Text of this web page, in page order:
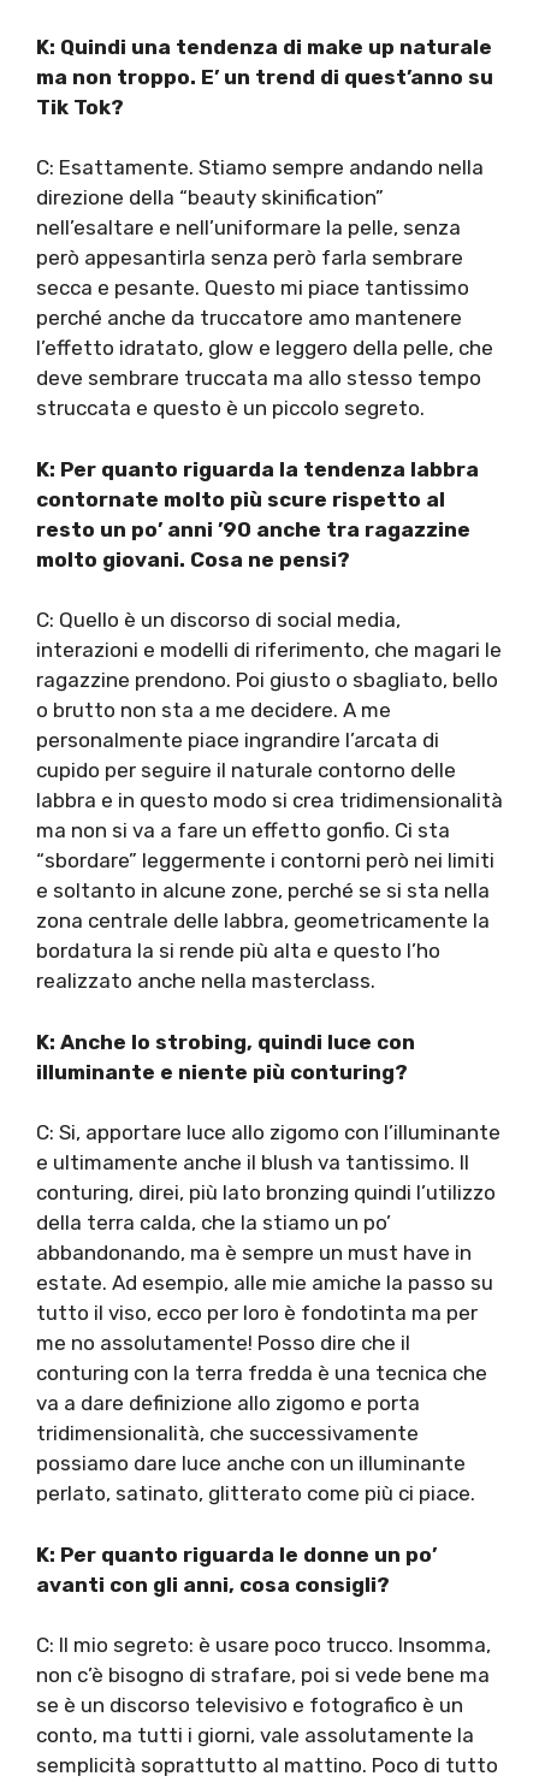
K: Quindi una tendenza di make up naturale
ma non troppo. E’ un trend di quest’anno su
Tik Tok?
C: Esattamente. Stiamo sempre andando nella
direzione della “beauty skinification”
nell’esaltare e nell’uniformare la pelle, senza
però appesantirla senza però farla sembrare
secca e pesante. Questo mi piace tantissimo
perché anche da truccatore amo mantenere
l’effetto idratato, glow e leggero della pelle, che
deve sembrare truccata ma allo stesso tempo
struccata e questo è un piccolo segreto.
K: Per quanto riguarda la tendenza labbra
contornate molto più scure rispetto al
resto un po’ anni ’90 anche tra ragazzine
molto giovani. Cosa ne pensi?
C: Quello è un discorso di social media,
interazioni e modelli di riferimento, che magari le
ragazzine prendono. Poi giusto o sbagliato, bello
o brutto non sta a me decidere. A me
personalmente piace ingrandire l’arcata di
cupido per seguire il naturale contorno delle
labbra e in questo modo si crea tridimensionalità
ma non si va a fare un effetto gonfio. Ci sta
“sbordare” leggermente i contorni però nei limiti
e soltanto in alcune zone, perché se si sta nella
zona centrale delle labbra, geometricamente la
bordatura la si rende più alta e questo l’ho
realizzato anche nella masterclass.
K: Anche lo strobing, quindi luce con
illuminante e niente più conturing?
C: Si, apportare luce allo zigomo con l’illuminante
e ultimamente anche il blush va tantissimo. Il
conturing, direi, più lato bronzing quindi l’utilizzo
della terra calda, che la stiamo un po’
abbandonando, ma è sempre un must have in
estate. Ad esempio, alle mie amiche la passo su
tutto il viso, ecco per loro è fondotinta ma per
me no assolutamente! Posso dire che il
conturing con la terra fredda è una tecnica che
va a dare definizione allo zigomo e porta
tridimensionalità, che successivamente
possiamo dare luce anche con un illuminante
perlato, satinato, glitterato come più ci piace.
K: Per quanto riguarda le donne un po’
avanti con gli anni, cosa consigli?
C: Il mio segreto: è usare poco trucco. Insomma,
non c’è bisogno di strafare, poi si vede bene ma
se è un discorso televisivo e fotografico è un
conto, ma tutti i giorni, vale assolutamente la
semplicità soprattutto al mattino. Poco di tutto